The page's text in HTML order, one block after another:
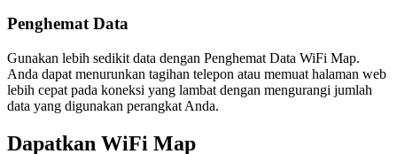
Penghemat Data
Gunakan lebih sedikit data dengan Penghemat Data WiFi Map.
Anda dapat menurunkan tagihan telepon atau memuat halaman web
lebih cepat pada koneksi yang lambat dengan mengurangi jumlah
data yang digunakan perangkat Anda.
Dapatkan WiFi Map